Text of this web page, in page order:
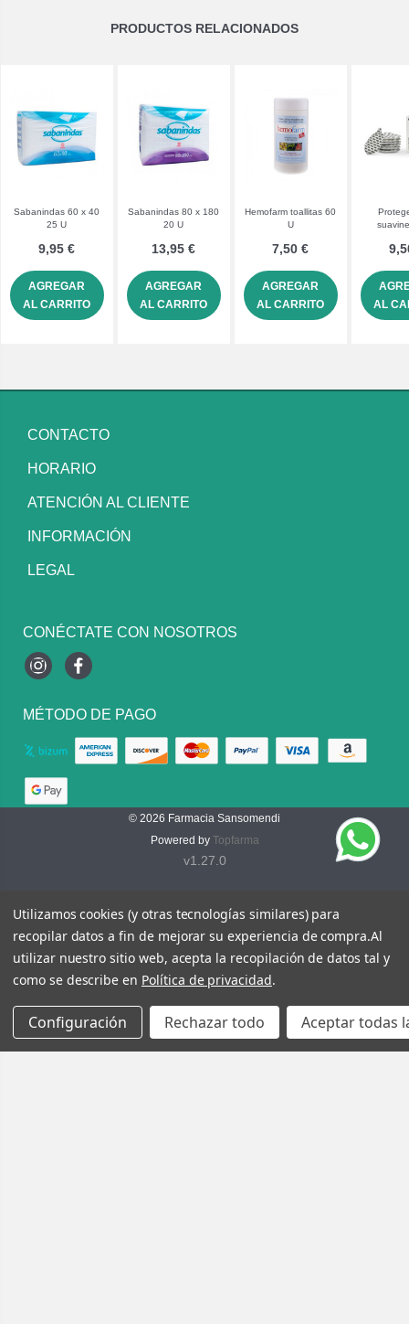
PRODUCTOS RELACIONADOS
Sabanindas 60 x 40
25 U
9,95 €
AGREGAR
AL CARRITO
Sabanindas 80 x 180
20 U
13,95 €
AGREGAR
AL CARRITO
Hemofarm toallitas 60
U
7,50 €
AGREGAR
AL CARRITO
AL
CONTACTO
HORARIO
ATENCIÓN AL CLIENTE
INFORMACIÓN
LEGAL
CONÉCTATE CON NOSOTROS
InstagramFacebook
MÉTODO DE PAGO
© 2026 Farmacia Sansomendi
Powered by Topfarma
v1.27.0
Utilizamos cookies (y otras tecnologías similares) para
recopilar datos a fin de mejorar su experiencia de compra.Al
utilizar nuestro sitio web, acepta la recopilación de datos tal y
como se describe en Política de privacidad.
Configuración Rechazar todo Aceptar todas